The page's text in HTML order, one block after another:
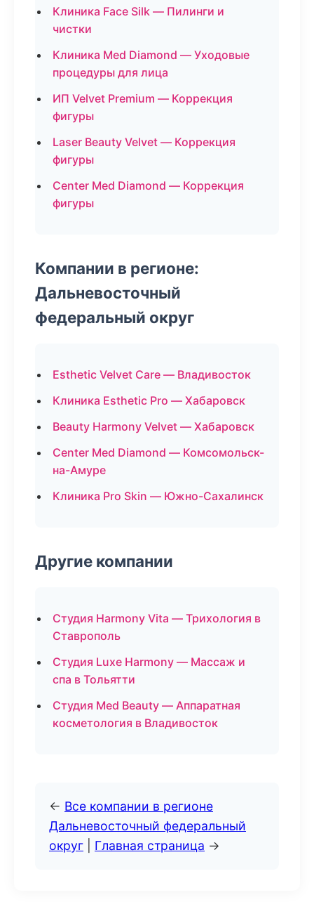
Клиника Face Silk — Пилинги и
чистки
Клиника Med Diamond — Уходовые
процедуры для лица
ИП Velvet Premium — Коррекция
фигуры
Laser Beauty Velvet — Коррекция
фигуры
Center Med Diamond — Коррекция
фигуры
Компании в регионе:
Дальневосточный
федеральный округ
Esthetic Velvet Care — Владивосток
Клиника Esthetic Pro — Хабаровск
Beauty Harmony Velvet — Хабаровск
Center Med Diamond — Комсомольск-
на-Амуре
Клиника Pro Skin — Южно-Сахалинск
Другие компании
Студия Harmony Vita — Трихология в
Ставрополь
Студия Luxe Harmony — Массаж и
спа в Тольятти
Студия Med Beauty — Аппаратная
косметология в Владивосток
← Все компании в регионе
Дальневосточный федеральный
округ
Главная страница →